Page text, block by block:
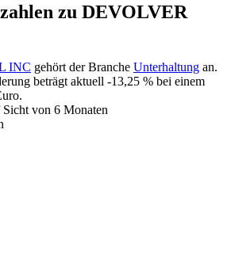
zu DEVOLVER
INC gehört der Branche Unterhaltung an.
beträgt aktuell -13,25 % bei einem
von 6 Monaten